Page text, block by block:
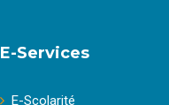
E-Services
E-Scolarité